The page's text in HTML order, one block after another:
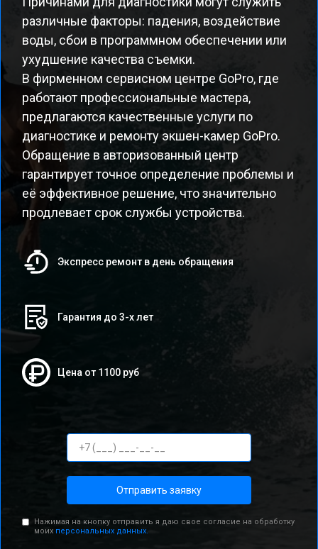
различные факторы: падения, воздействие
воды, сбои в программном обеспечении или
ухудшение качества съемки.
В фирменном сервисном центре GoPro, где
работают профессиональные мастера,
предлагаются качественные услуги по
диагностике и ремонту экшен-камер GoPro.
Обращение в авторизованный центр
гарантирует точное определение проблемы и
её эффективное решение, что значительно
продлевает срок службы устройства.
Экспресс ремонт в день обращения
Гарантия до 3-х лет
Цена от 1100 руб
Отправить заявку
Нажимая на кнопку отправить я даю свое согласие на обработку
моих персональных данных.